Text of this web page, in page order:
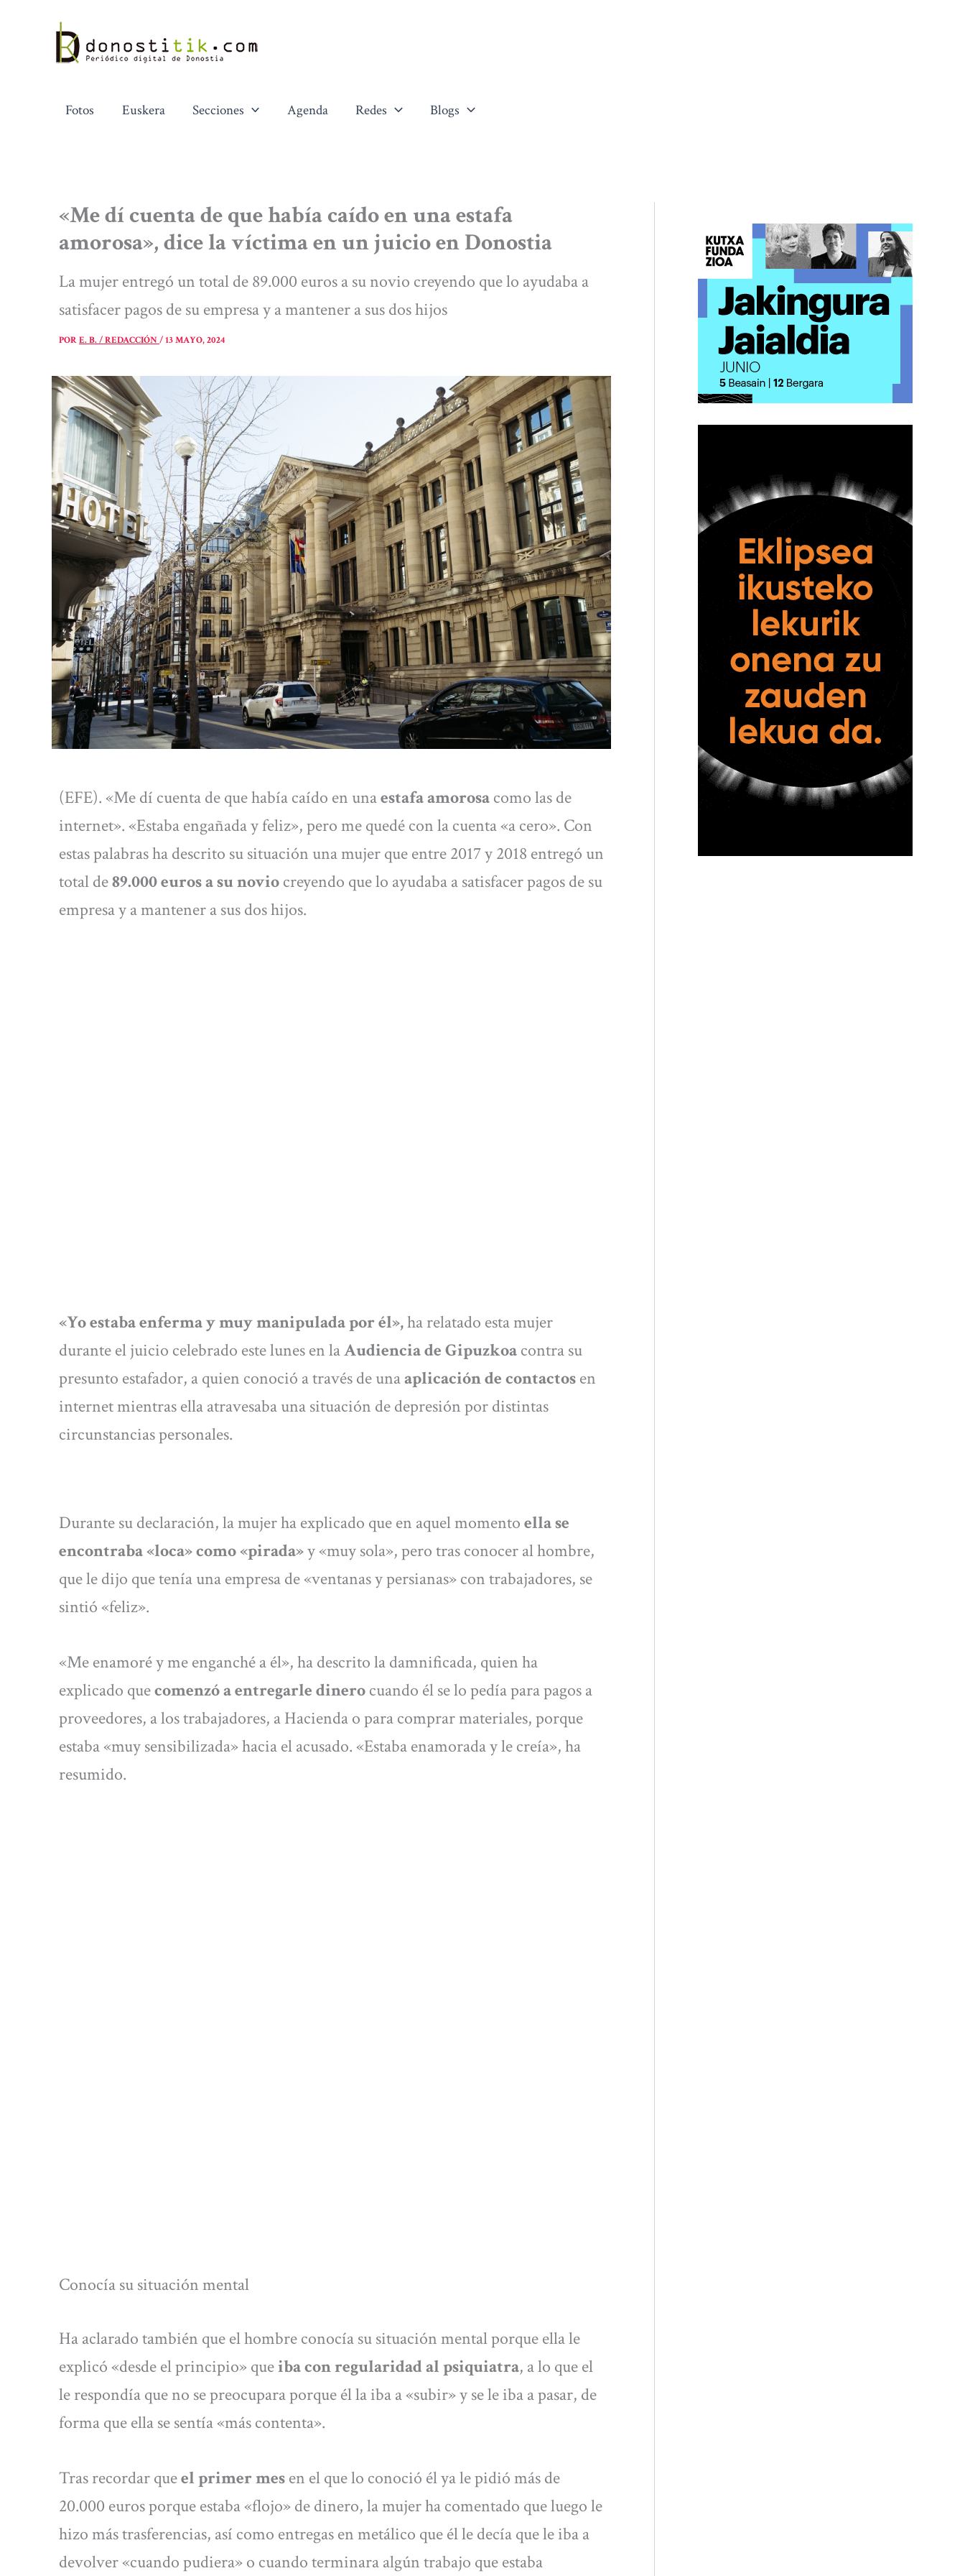
contenido
Fotos Euskera Secciones Agenda Redes Blogs
«Me dí cuenta de que había caído en una estafa
amorosa», dice la víctima en un juicio en Donostia
La mujer entregó un total de 89.000 euros a su novio creyendo que lo ayudaba a
satisfacer pagos de su empresa y a mantener a sus dos hijos
PORE. B. / REDACCIÓN/13 MAYO, 2024
(EFE). «Me dí cuenta de que había caído en unaestafa amorosacomo las de
internet». «Estaba engañada y feliz», pero me quedé con la cuenta «a cero». Con
estas palabras ha descrito su situación una mujer que entre 2017 y 2018 entregó un
total de89.000 euros a su noviocreyendo que lo ayudaba a satisfacer pagos de su
empresa y a mantener a sus dos hijos.
«Yo estaba enferma y muy manipulada por él»,ha relatado esta mujer
durante el juicio celebrado este lunes en laAudiencia de Gipuzkoacontra su
presunto estafador, a quien conoció a través de unaaplicación de contactosen
internet mientras ella atravesaba una situación de depresión por distintas
circunstancias personales.
Durante su declaración, la mujer ha explicado que en aquel momentoella se
encontraba «loca» como «pirada»y «muy sola», pero tras conocer al hombre,
que le dijo que tenía una empresa de «ventanas y persianas» con trabajadores, se
sintió «feliz».
«Me enamoré y me enganché a él», ha descrito la damnificada, quien ha
explicado quecomenzó a entregarle dinerocuando él se lo pedía para pagos a
proveedores, a los trabajadores, a Hacienda o para comprar materiales, porque
estaba «muy sensibilizada» hacia el acusado. «Estaba enamorada y le creía», ha
resumido.
Conocía su situación mental
Ha aclarado también que el hombre conocía su situación mental porque ella le
explicó «desde el principio» queiba con regularidad al psiquiatra, a lo que el
le respondía que no se preocupara porque él la iba a «subir» y se le iba a pasar, de
forma que ella se sentía «más contenta».
Tras recordar queel primer mesen el que lo conoció él ya le pidió más de
20.000 euros porque estaba «flojo» de dinero, la mujer ha comentado que luego le
hizo más trasferencias, así como entregas en metálico que él le decía que le iba a
devolver «cuando pudiera» o cuando terminara algún trabajo que estaba